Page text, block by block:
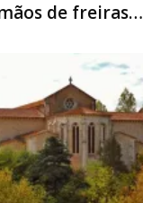
de freiras…